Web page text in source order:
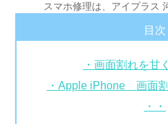
スマホ修理は、アイプラス
目次
・画面割れを甘
・Apple iPhone 画面
・・